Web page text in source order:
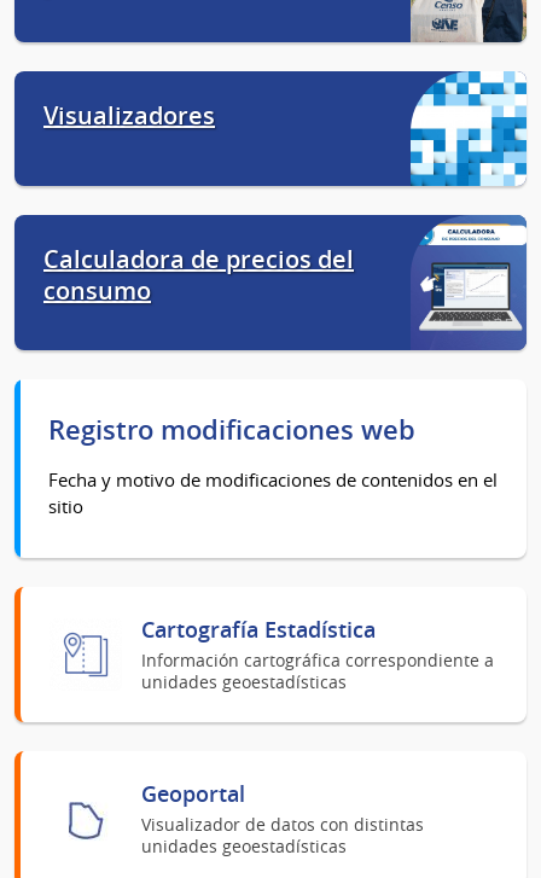
Visualizadores
Calculadora de precios del
consumo
Registro modificaciones web
Fecha y motivo de modificaciones de contenidos en el
sitio
Cartografía Estadística
Información cartográfica correspondiente a
unidades geoestadísticas
Geoportal
Visualizador de datos con distintas
unidades geoestadísticas